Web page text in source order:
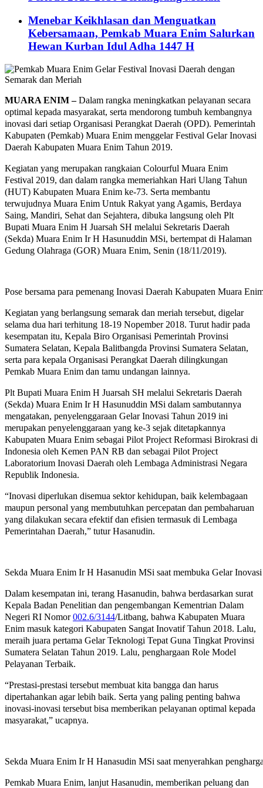
Menebar Keikhlasan dan Menguatkan
Kebersamaan, Pemkab Muara Enim Salurkan
Hewan Kurban Idul Adha 1447 H
MUARA ENIM –Dalam rangka meningkatkan pelayanan secara
optimal kepada masyarakat, serta mendorong tumbuh kembangnya
inovasi dari setiap Organisasi Perangkat Daerah (OPD). Pemerintah
Kabupaten (Pemkab) Muara Enim menggelar Festival Gelar Inovasi
Daerah Kabupaten Muara Enim Tahun 2019.
Kegiatan yang merupakan rangkaian Colourful Muara Enim
Festival 2019, dan dalam rangka memeriahkan Hari Ulang Tahun
(HUT) Kabupaten Muara Enim ke-73. Serta membantu
terwujudnya Muara Enim Untuk Rakyat yang Agamis, Berdaya
Saing, Mandiri, Sehat dan Sejahtera, dibuka langsung oleh Plt
Bupati Muara Enim H Juarsah SH melalui Sekretaris Daerah
(Sekda) Muara Enim Ir H Hasunuddin MSi, bertempat di Halaman
Gedung Olahraga (GOR) Muara Enim, Senin (18/11/2019).
Pose bersama para pemenang Inovasi Daerah Kabupaten Muara
Kegiatan yang berlangsung semarak dan meriah tersebut, digelar
selama dua hari terhitung 18-19 Nopember 2018. Turut hadir pada
kesempatan itu, Kepala Biro Organisasi Pemerintah Provinsi
Sumatera Selatan, Kepala Balitbangda Provinsi Sumatera Selatan,
serta para kepala Organisasi Perangkat Daerah dilingkungan
Pemkab Muara Enim dan tamu undangan lainnya.
Plt Bupati Muara Enim H Juarsah SH melalui Sekretaris Daerah
(Sekda) Muara Enim Ir H Hasunuddin MSi dalam sambutannya
mengatakan, penyelenggaraan Gelar Inovasi Tahun 2019 ini
merupakan penyelenggaraan yang ke-3 sejak ditetapkannya
Kabupaten Muara Enim sebagai Pilot Project Reformasi Birokrasi di
Indonesia oleh Kemen PAN RB dan sebagai Pilot Project
Laboratorium Inovasi Daerah oleh Lembaga Administrasi Negara
Republik Indonesia.
“Inovasi diperlukan disemua sektor kehidupan, baik kelembagaan
maupun personal yang membutuhkan percepatan dan pembaharuan
yang dilakukan secara efektif dan efisien termasuk di Lembaga
Pemerintahan Daerah,” tutur Hasanudin.
Sekda Muara Enim Ir H Hasanudin MSi saat membuka Gelar
Dalam kesempatan ini, terang Hasanudin, bahwa berdasarkan surat
Kepala Badan Penelitian dan pengembangan Kementrian Dalam
Negeri RI Nomor002.6/3144/Litbang, bahwa Kabupaten Muara
Enim masuk kategori Kabupaten Sangat Inovatif Tahun 2018. Lalu,
meraih juara pertama Gelar Teknologi Tepat Guna Tingkat Provinsi
Sumatera Selatan Tahun 2019. Lalu, penghargaan Role Model
Pelayanan Terbaik.
“Prestasi-prestasi tersebut membuat kita bangga dan harus
dipertahankan agar lebih baik. Serta yang paling penting bahwa
inovasi-inovasi tersebut bisa memberikan pelayanan optimal kepada
masyarakat,” ucapnya.
Sekda Muara Enim Ir H Hanasudin MSi saat menyerahkan
Pemkab Muara Enim, lanjut Hasanudin, memberikan peluang dan